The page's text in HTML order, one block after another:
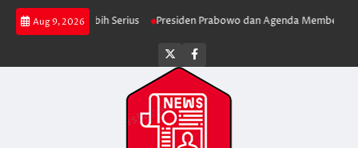
Skip
Aug 9, 2026
Berjalan Lebih Serius Presiden Prabowo dan Agenda Membersihkan
Twitterfacebook